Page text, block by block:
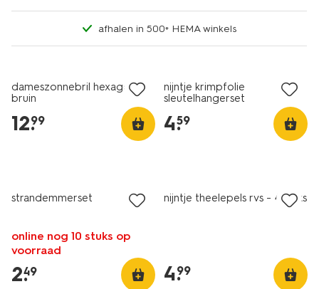
afhalen in 500+ HEMA winkels
dameszonnebril hexago
bruin
12.
99
nijntje krimpfolie
sleutelhangerset
4.
59
strandemmerset
online nog 10 stuks op
voorraad
2.
49
nijntje theelepels rvs - 4 stuks
4.
99